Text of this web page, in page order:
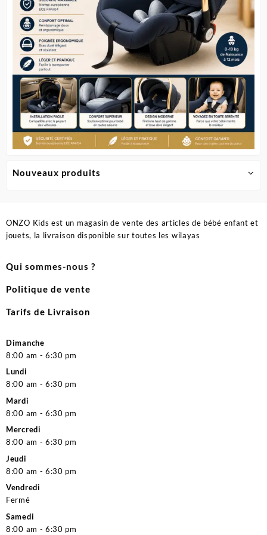
Nouveaux produits
la
page
du
produit
page
du
produit
ONZO Kids est un magasin de vente des articles de bébé enfant et
jouets, la livraison disponible sur toutes les wilayas
Qui sommes-nous ?
Politique de vente
Tarifs de Livraison
Dimanche
8:00 am - 6:30 pm
Lundi
8:00 am - 6:30 pm
Mardi
8:00 am - 6:30 pm
Mercredi
8:00 am - 6:30 pm
Jeudi
8:00 am - 6:30 pm
Vendredi
Fermé
Samedi
8:00 am - 6:30 pm